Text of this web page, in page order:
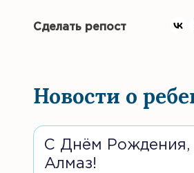
Сделать репост
Новости о
С Днëм Рождения,
Алмаз!